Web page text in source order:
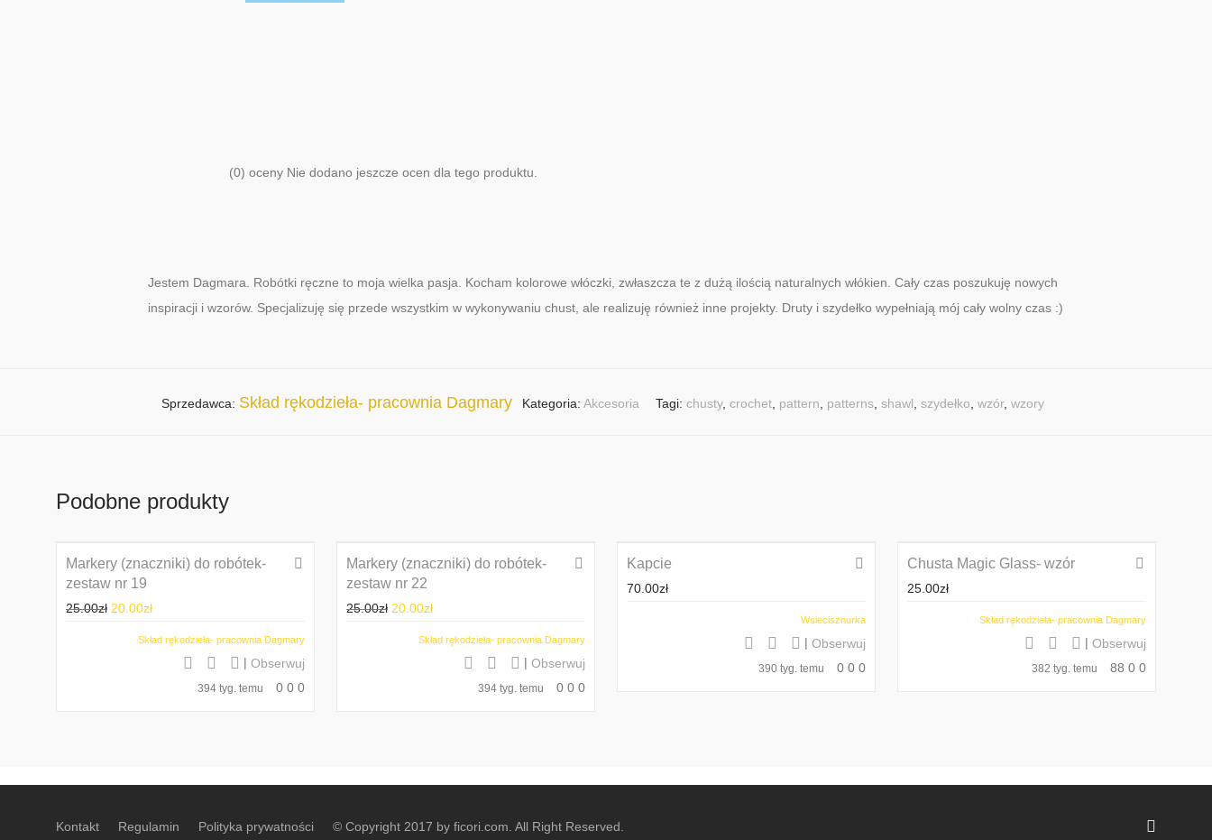
(0) oceny Nie dodano jeszcze ocen dla tego produktu.
Jestem Dagmara. Robótki ręczne to moja wielka pasja. Kocham kolorowe włóczki, zwłaszcza te z dużą ilością naturalnych włókien. Cały czas poszukuję nowych
inspiracji i wzorów. Specjalizuję się przede wszystkim w wykonywaniu chust, ale realizuję również inne projekty. Druty i szydełko wypełniają mój cały wolny czas :)
Sprzedawca: Skład rękodzieła- pracownia Dagmary Kategoria: Akcesoria Tagi: chusty, crochet pattern patterns shawl szydełko wzór, wzory
Podobne produkty
Promocja!
Markery (znaczniki) do robótek-
zestaw nr 19
25.00zł 20.00zł
Skład rękodzieła- pracownia Dagmary
| Obserwuj
394 tyg. temu 0 0 0
Promocja!
Markery (znaczniki) do robótek-
zestaw nr 22
25.00zł 20.00zł
Skład rękodzieła- pracownia Dagmary
| Obserwuj
394 tyg. temu 0 0 0
Kapcie
70.00zł
Wsiecisznurka
| Obserwuj
390 tyg. temu 0 0 0
Chusta Magic Glass- wzór
25.00zł
Skład rękodzieła- pracownia Dagmary
| Obserwuj
382 tyg. temu 88 0 0
Kontakt Regulamin Polityka prywatności © Copyright 2017 by ficori.com. All Right Reserved.